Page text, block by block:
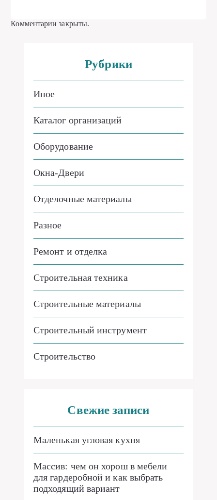
Комментарии закрыты.
Рубрики
Иное
Каталог организаций
Оборудование
Окна-Двери
Отделочные материалы
Разное
Ремонт и отделка
Строительная техника
Строительные материалы
Строительный инструмент
Строительство
Свежие записи
Маленькая угловая кухня
Массив: чем он хорош в мебели
для гардеробной и как выбрать
подходящий вариант